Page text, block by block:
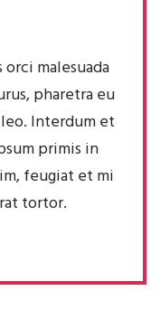
malesuada
pharetra eu
Interdum et
primis in
feugiat et mi
tortor.